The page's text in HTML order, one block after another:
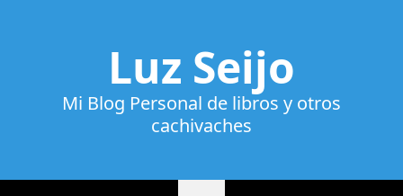
Luz Seijo
Mi Blog Personal de libros y otros
cachivaches